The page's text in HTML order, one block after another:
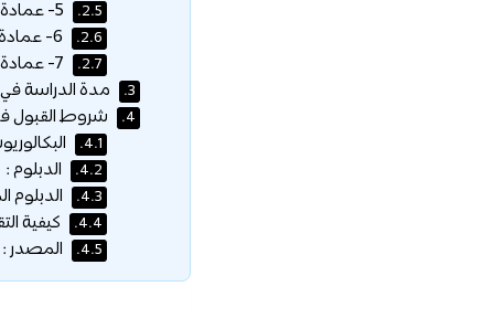
2.5.
2.6.
2.7.
3. مدة الدراسة في
4. شروط القبول
4.1.
4.2. الدبلوم :
4.3. الدبلوم
4.4. كيفية
4.5. المصدر :